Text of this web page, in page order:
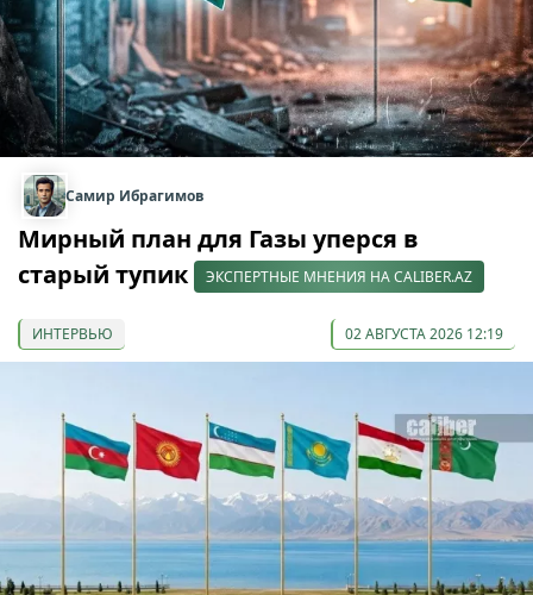
Самир Ибрагимов
Мирный план для Газы уперся в
старый тупик
ЭКСПЕРТНЫЕ МНЕНИЯ НА CALIBER.AZ
ИНТЕРВЬЮ 02 АВГУСТА 2026 12:19